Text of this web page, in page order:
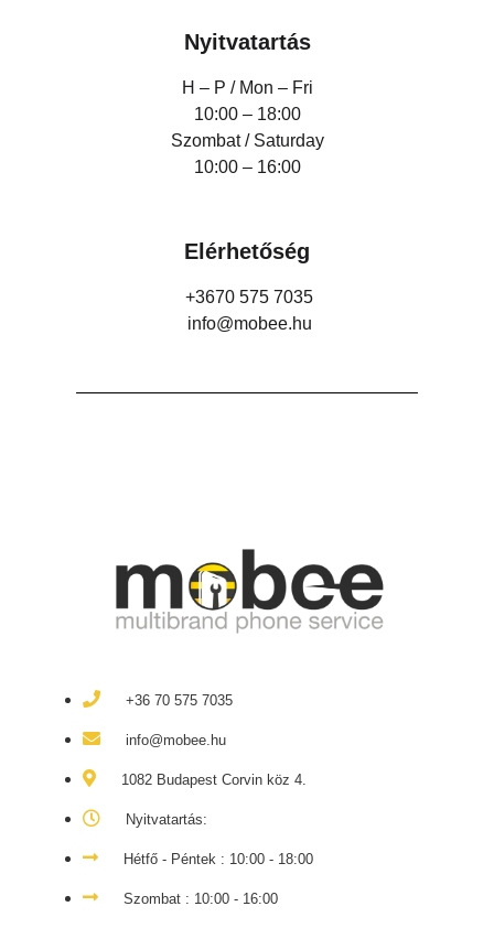
Nyitvatartás
H – P / Mon – Fri
10:00 – 18:00
Szombat / Saturday
10:00 – 16:00
Elérhetőség
+3670 575 7035
info@mobee.hu
+36 70 575 7035
info@mobee.hu
1082 Budapest Corvin köz 4.
Nyitvatartás:
Hétfő - Péntek : 10:00 - 18:00
Szombat : 10:00 - 16:00